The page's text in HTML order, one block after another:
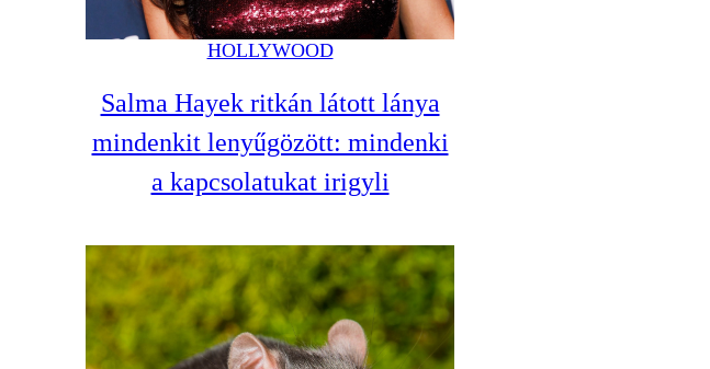
HOLLYWOOD
Salma Hayek ritkán látott lánya
mindenkit lenyűgözött: mindenki
a kapcsolatukat irigyli